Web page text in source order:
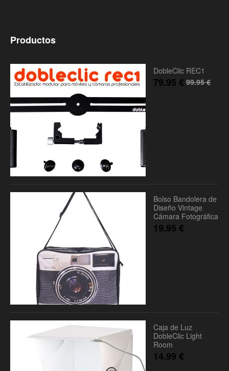
Productos
DobleClic REC1
99.95€
79.95 €
Bolso Bandolera de
Diseño Vintage
Cámara Fotográfica
19.95 €
Caja de Luz
DobleClic Light
Room
14.99 €